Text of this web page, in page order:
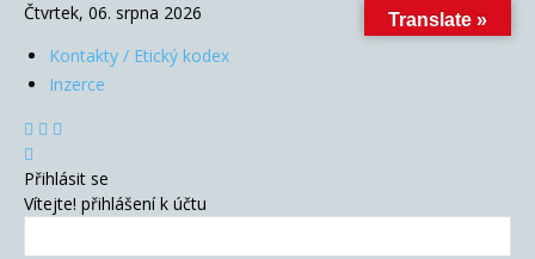
Čtvrtek, 06. srpna 2026
Kontakty / Etický kodex
Inzerce
Přihlásit se
Vítejte! přihlášení k účtu
Translate »